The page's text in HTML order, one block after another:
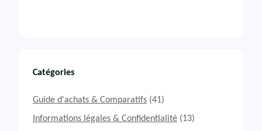
Catégories
Guide d'achats & Comparatifs (41)
Informations légales & Confidentialité (13)